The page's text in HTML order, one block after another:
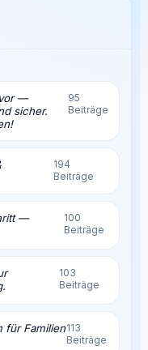
—
sicher.
95
Beiträge
194
Beiträge
—
100
Beiträge
103
Beiträge
für Familien113
Beiträge